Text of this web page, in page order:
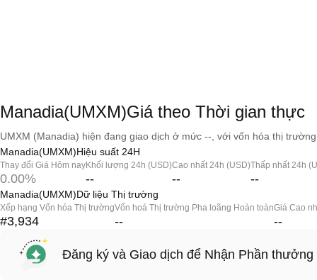
Manadia(UMXM)Giá theo Thời gian thực
UMXM (Manadia) hiện đang giao dịch ở mức --, với vốn hóa thị
Manadia(UMXM)Hiệu suất 24H
Thay đổi Giá Hôm nay
0.00%
Khối lượng 24h (USD)
--
Cao nhất 24h (USD)
--
Thấp nhất 24h
--
Manadia(UMXM)Dữ liệu Thị trường
Xếp hạng Vốn hóa Thị trường
#3,934
Vốn hoá Thị trường Pha loãng Hoàn toàn
--
Giá Cao
--
Đăng ký và Giao dịch để Nhận Phần thưởng